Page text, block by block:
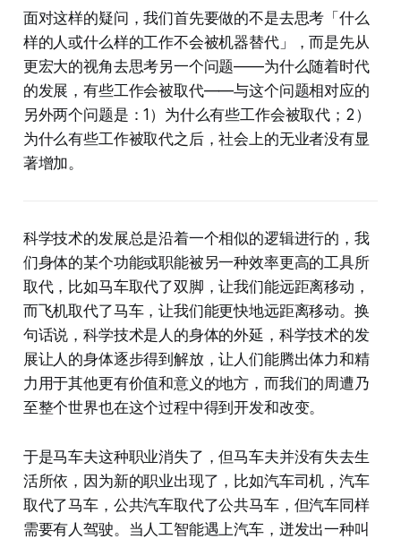
面对这样的疑问，我们首先要做的不是去思考「什么
样的人或什么样的工作不会被机器替代」，而是先从
更宏大的视角去思考另一个问题——为什么随着时代
的发展，有些工作会被取代——与这个问题相对应的
另外两个问题是：1）为什么有些工作会被取代；2）
为什么有些工作被取代之后，社会上的无业者没有显
著增加。
科学技术的发展总是沿着一个相似的逻辑进行的，我
们身体的某个功能或职能被另一种效率更高的工具所
取代，比如马车取代了双脚，让我们能远距离移动，
而飞机取代了马车，让我们能更快地远距离移动。换
句话说，科学技术是人的身体的外延，科学技术的发
展让人的身体逐步得到解放，让人们能腾出体力和精
力用于其他更有价值和意义的地方，而我们的周遭乃
至整个世界也在这个过程中得到开发和改变。
于是马车夫这种职业消失了，但马车夫并没有失去生
活所依，因为新的职业出现了，比如汽车司机，汽车
取代了马车，公共汽车取代了公共马车，但汽车同样
需要有人驾驶。当人工智能遇上汽车，迸发出一种叫